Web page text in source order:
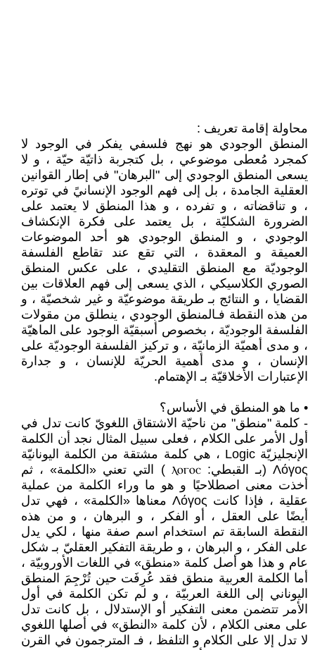
محاولة إقامة تعريف :
المنطق الوجودي هو نهج فلسفي يفكر في الوجود لا
كمجرد مُعطى موضوعي ، بل كتجربة ذاتيّة حيّة ، و لا
يسعى المنطق الوجودي إلى "البرهان" في إطار القوانين
العقلية الجامدة ، بل إلى فهم الوجود الإنسانيً في توتره
، و تناقضاته ، و تفرده ، و هذا المنطق لا يعتمد على
الضرورة الشكليّة ، بل يعتمد على فكرة الإنكشاف
الوجودي ، و المنطق الوجودي هو أحد الموضوعات
العميقة و المعقدة ، التي تقع عند تقاطع الفلسفة
الوجوديّة مع المنطق التقليدي ، على عكس المنطق
الصوري الكلاسيكي ، الذي يسعى إلى فهم العلاقات بين
القضايا ، و النتائج بـ طريقة موضوعيّة و غير شخصيّة ، و
من هذه النقطة فـالمنطق الوجودي ، ينطلق من مقولات
الفلسفة الوجوديّة ، بخصوص أسبقيّة الوجود على الماهيّة
، و مدى أهميّة الزمانيّة ، و تركيز الفلسفة الوجوديّة على
الإنسان ، و مدى أهمية الحريّة للإنسان ، و جدارة
الإعتبارات الأخلاقيّة بـ الإهتمام.
• ما هو المنطق في الأساس؟
- كلمة "منطق" من ناحيّة الاشتقاق اللغويّ كانت تدل في
أول الأمر على الكلام ، فعلى سبيل المثال نجد أن الكلمة
الإنجليزيّة Logic ، هي كلمة مشتقة من الكلمة اليونانيّة
Λόγος (بـ القبطي: ⲗⲟⲅⲟⲥ ) التي تعني «الكلمة» ، ثم
أخذت معنى اصطلاحيًا و هو ما وراء الكلمة من عملية
عقلية ، فإذا كانت Λόγος معناها «الكلمة» ، فهي تدل
أيضًا على العقل ، أو الفكر ، و البرهان ، و من هذه
النقطة السابقة تم استخدام اسم صفة منها ، لكي يدل
على الفكر ، و البرهان ، و طريقة التفكير العقليّ بـ شكل
عام و هذا هو أصل كلمة «منطق» في اللغات الأوروبيّة ،
أما الكلمة العربية منطق فقد عُرِفَت حين تُرْجِمَ المنطق
اليوناني إلى اللغة العربيّة ، و لم تكن الكلمة في أول
الأمر تتضمن معنى التفكير أو الإستدلال ، بل كانت تدل
على معنى الكلام ، لأن كلمة «النطق» في أصلها اللغوي
لا تدل إلا على الكلام و التلفظ ، فـ المترجمون في القرن